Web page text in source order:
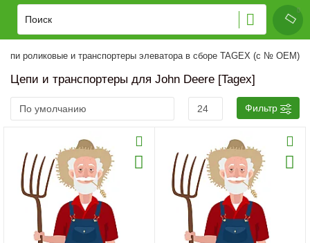
роликовые и транспортеры элеватора в сборе TAGEX (с № OEM)
Цепи и транспортеры для John Deere [Tagex]
Фильтр